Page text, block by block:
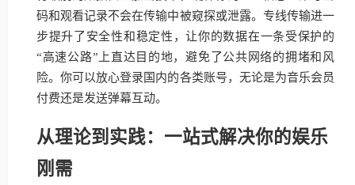
码和观看记录不会在传输中被窥探或泄露。专线传输进一
步提升了安全性和稳定性，让你的数据在一条受保护的
“高速公路”上直达目的地，避免了公共网络的拥堵和风
险。你可以放心登录国内的各类账号，无论是为音乐会员
付费还是发送弹幕互动。
从理论到实践：一站式解决你的娱乐
刚需